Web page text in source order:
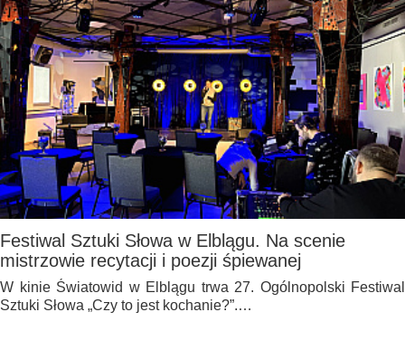
Festiwal Sztuki Słowa w Elblągu. Na scenie
mistrzowie recytacji i poezji śpiewanej
W kinie Światowid w Elblągu trwa 27. Ogólnopolski Festiwal
Sztuki Słowa „Czy to jest kochanie?”.…